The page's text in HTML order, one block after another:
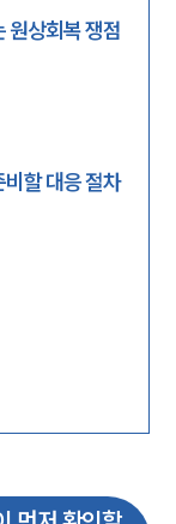
원상회복 쟁점
할 대응 절차